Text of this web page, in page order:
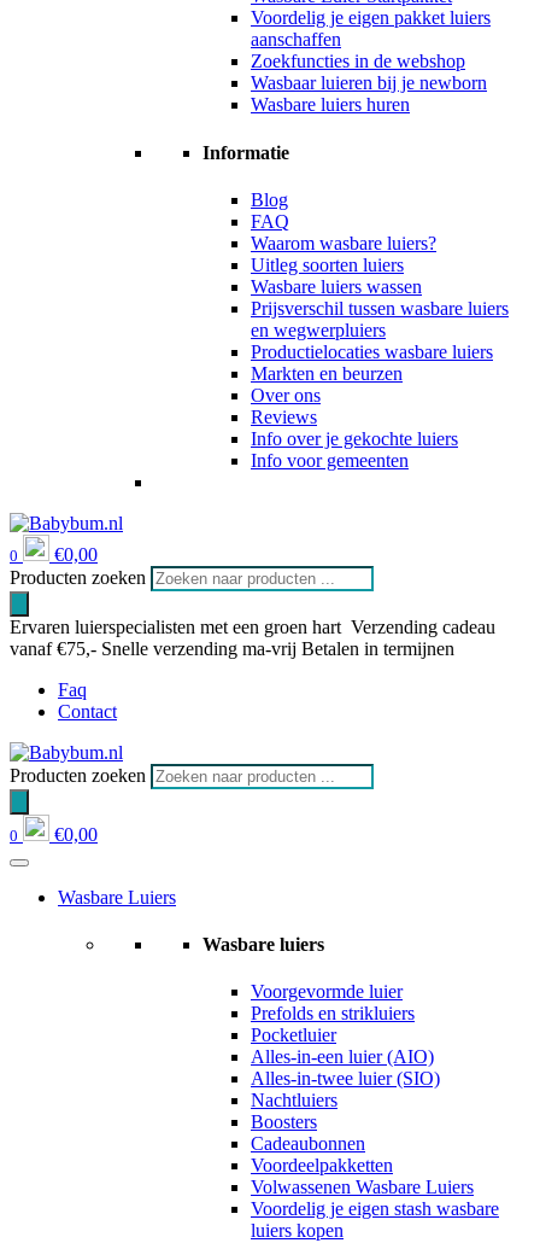
Voordelig je eigen pakket luiers
aanschaffen
Zoekfuncties in de webshop
Wasbaar luieren bij je newborn
Wasbare luiers huren
Informatie
Blog
FAQ
Waarom wasbare luiers?
Uitleg soorten luiers
Wasbare luiers wassen
Prijsverschil tussen wasbare luiers
en wegwerpluiers
Productielocaties wasbare luiers
Markten en beurzen
Over ons
Reviews
Info over je gekochte luiers
Info voor gemeenten
0 €0,00
Producten zoeken
Ervaren luierspecialisten met een groen hart Verzending cadeau
vanaf €75,- Snelle verzending ma-vrij Betalen in termijnen
Faq
Contact
Producten zoeken
0 €0,00
Wasbare Luiers
Wasbare luiers
Voorgevormde luier
Prefolds en strikluiers
Pocketluier
Alles-in-een luier (AIO)
Alles-in-twee luier (SIO)
Nachtluiers
Boosters
Cadeaubonnen
Voordeelpakketten
Volwassenen Wasbare Luiers
Voordelig je eigen stash wasbare
luiers kopen